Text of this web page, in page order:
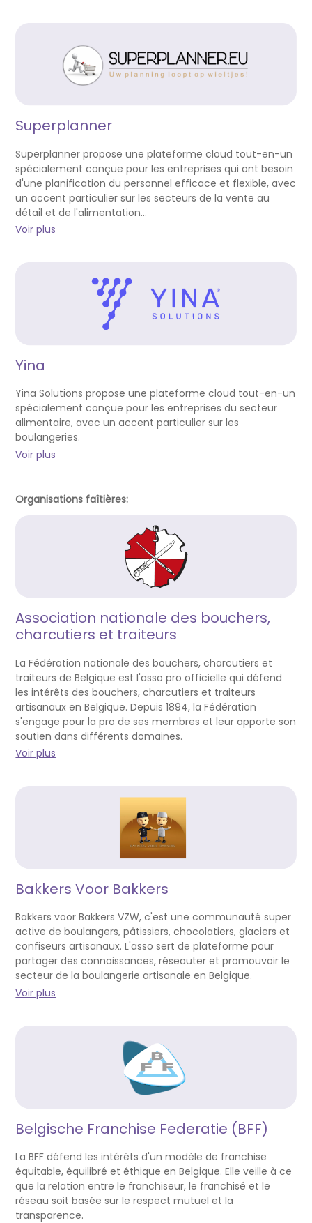
Superplanner
Superplanner propose une plateforme cloud tout-en-un
spécialement conçue pour les entreprises qui ont besoin
d'une planification du personnel efficace et flexible, avec
un accent particulier sur les secteurs de la vente au
détail et de l'alimentation...
Voir plus
Yina
Yina Solutions propose une plateforme cloud tout-en-un
spécialement conçue pour les entreprises du secteur
alimentaire, avec un accent particulier sur les
boulangeries.
Voir plus
Organisations faîtières:
Association nationale des bouchers,
charcutiers et traiteurs
La Fédération nationale des bouchers, charcutiers et
traiteurs de Belgique est l'asso pro officielle qui défend
les intérêts des bouchers, charcutiers et traiteurs
artisanaux en Belgique. Depuis 1894, la Fédération
s'engage pour la pro de ses membres et leur apporte son
soutien dans différents domaines.
Voir plus
Bakkers Voor Bakkers
Bakkers voor Bakkers VZW, c'est une communauté super
active de boulangers, pâtissiers, chocolatiers, glaciers et
confiseurs artisanaux. L'asso sert de plateforme pour
partager des connaissances, réseauter et promouvoir le
secteur de la boulangerie artisanale en Belgique.
Voir plus
Belgische Franchise Federatie (BFF)
La BFF défend les intérêts d'un modèle de franchise
équitable, équilibré et éthique en Belgique. Elle veille à ce
que la relation entre le franchiseur, le franchisé et le
réseau soit basée sur le respect mutuel et la
transparence.